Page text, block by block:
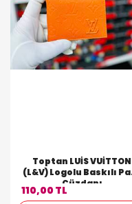
Toptan LUİS VUİTTON
(L&V) Logolu Baskılı
Cüzdanı
110,00 TL